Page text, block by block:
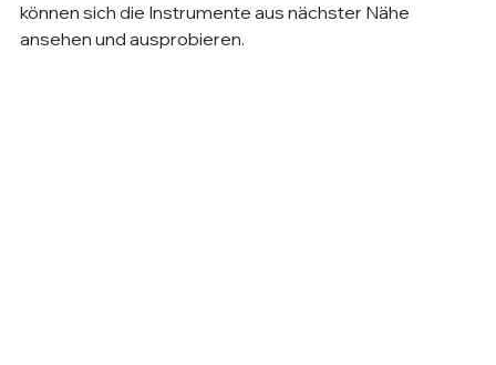
können sich die Instrumente aus nächster Nähe
ansehen und ausprobieren.